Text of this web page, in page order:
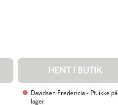
HENT I BUTIK
Davidsen Fredericia - Pt. ikke på
lager